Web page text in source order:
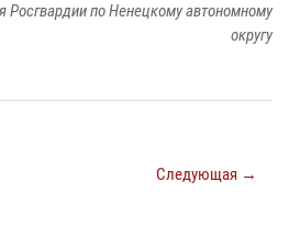
Росгвардии по Ненецкому автономному
округу
Следующая →